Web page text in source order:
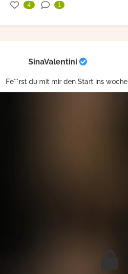
4 1
SinaValentini
Fe**rst du mit mir den Start ins